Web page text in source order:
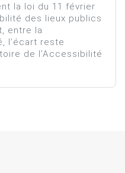
la loi du 11 février
des lieux publics
entre la
l’écart reste
de l’Accessibilité